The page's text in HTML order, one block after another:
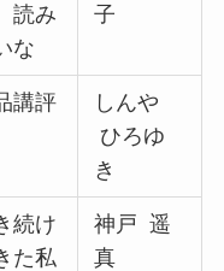
読み
な
子
講評
しんや
ひろゆ
き
続け
た私
神戸 遥
真